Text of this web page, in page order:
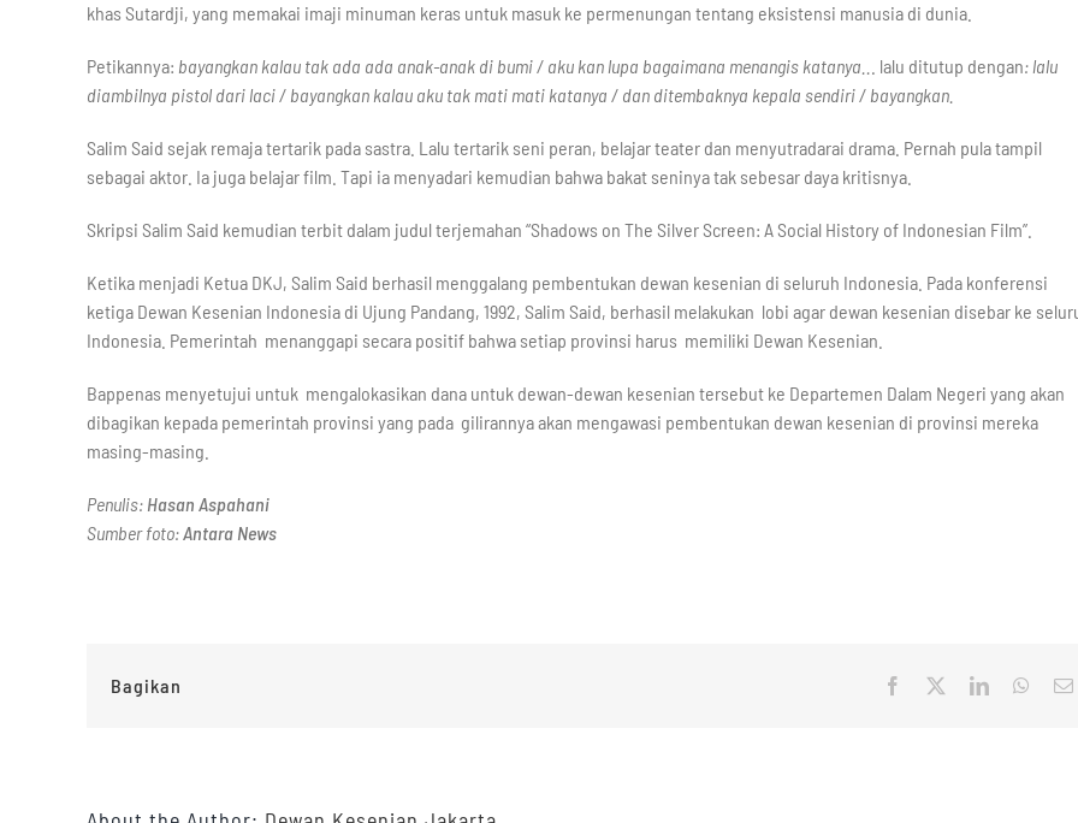
khas Sutardji, yang memakai imaji minuman keras untuk masuk ke permenungan tentang eksistensi manusia di dunia.
Petikannya: bayangkan kalau tak ada ada anak-anak di bumi / aku kan lupa bagaimana menangis katanya.. . lalu ditutup dengan: lalu
diambilnya pistol dari laci / bayangkan kalau aku tak mati mati katanya / dan ditembaknya kepala sendiri / bayangkan.
Salim Said sejak remaja tertarik pada sastra. Lalu tertarik seni peran, belajar teater dan menyutradarai drama. Pernah pula tampil
sebagai aktor. Ia juga belajar film. Tapi ia menyadari kemudian bahwa bakat seninya tak sebesar daya kritisnya.
Skripsi Salim Said kemudian terbit dalam judul terjemahan “Shadows on The Silver Screen: A Social History of Indonesian Film”.
Ketika menjadi Ketua DKJ, Salim Said berhasil menggalang pembentukan dewan kesenian di seluruh Indonesia. Pada konferensi
ketiga Dewan Kesenian Indonesia di Ujung Pandang, 1992, Salim Said, berhasil melakukan lobi agar dewan kesenian disebar ke
Indonesia. Pemerintah menanggapi secara positif bahwa setiap provinsi harus memiliki Dewan Kesenian.
Bappenas menyetujui untuk mengalokasikan dana untuk dewan-dewan kesenian tersebut ke Departemen Dalam Negeri yang akan
dibagikan kepada pemerintah provinsi yang pada gilirannya akan mengawasi pembentukan dewan kesenian di provinsi mereka
masing-masing.
Penulis: Hasan Aspahani
Sumber foto:Antara News
Bagikan Facebook LinkedIn